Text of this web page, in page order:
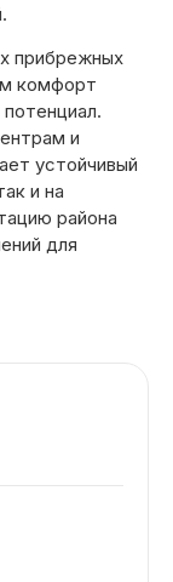
прибрежных
комфорт
и
устойчивый
и на
района
для